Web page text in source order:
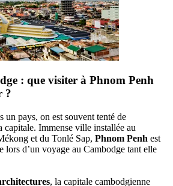
: que visiter à Phnom Penh
?
un pays, on est souvent tenté de
capitale. Immense ville installée au
et du Tonlé Sap, Phnom Penh est
lors d’un voyage au Cambodge tant elle
, la capitale cambodgienne